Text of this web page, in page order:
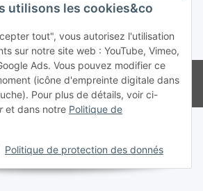
utilisons les cookies&co
tout", vous autorisez l'utilisation
sur notre site web : YouTube, Vimeo,
Ads. Vous pouvez modifier ce
(icône d'empreinte digitale dans
Pour plus de détails, voir ci-
et dans notre Politique de
Politique de protection des donnés
TVA incluse
Rechte vorbehalten -
Alle Angebote richten
an registrierte Fachhändler